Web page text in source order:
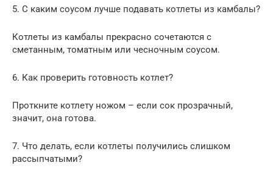
5. С каким соусом лучше подавать котлеты из камбалы?
Котлеты из камбалы прекрасно сочетаются с
сметанным, томатным или чесночным соусом.
6. Как проверить готовность котлет?
Проткните котлету ножом – если сок прозрачный,
значит, она готова.
7. Что делать, если котлеты получились слишком
рассыпчатыми?